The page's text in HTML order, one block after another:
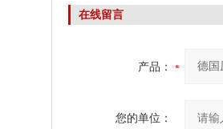
VS0.4GP0德国原厂销售
在线留言
产品：
您的单位：